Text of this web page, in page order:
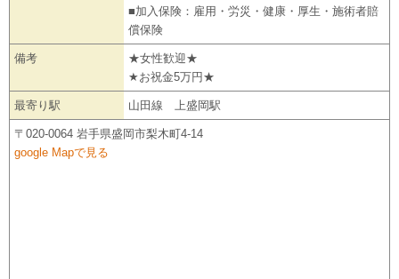
■加入保険：雇用・労災・健康・厚生・施術者賠
償保険
備考
★女性歓迎★
★お祝金5万円★
最寄り駅 山田線 上盛岡駅
〒020-0064 岩手県盛岡市梨木町4-14
google Mapで見る